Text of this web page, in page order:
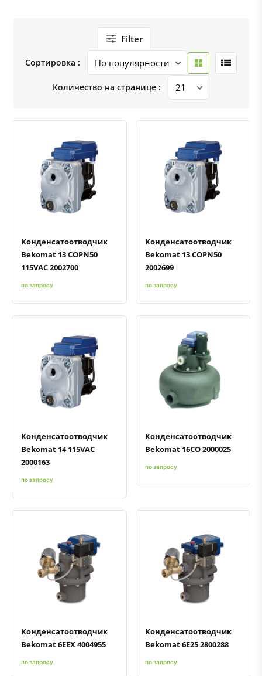
Filter
Сортировка :
Количество на странице :
Быстрый просмотрДобавить к сравнению
Добавить в избранное
Конденсатоотводчик
Bekomat 13 COPN50
115VAC 2002700
по запросу
Быстрый просмотрДобавить к сравнению
Добавить в избранное
Конденсатоотводчик
Bekomat 13 COPN50
2002699
по запросу
Быстрый просмотрДобавить к сравнению
Добавить в избранное
Конденсатоотводчик
Bekomat 14 115VAC
2000163
по запросу
Быстрый просмотрДобавить к сравнению
Конденсатоотводчик
Bekomat 16CO 2000025
по запросу
Быстрый просмотрДобавить к сравнению
Добавить в избранное
Конденсатоотводчик
Bekomat 6EEX 4004955
по запросу
Быстрый просмотрДобавить к сравнению
Добавить в избранное
Конденсатоотводчик
Bekomat 6E25 2800288
по запросу